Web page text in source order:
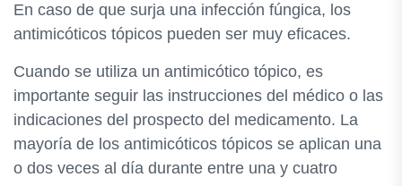
En caso de que surja una infección fúngica, los
antimicóticos tópicos pueden ser muy eficaces.
Cuando se utiliza un antimicótico tópico, es
importante seguir las instrucciones del médico o las
indicaciones del prospecto del medicamento. La
mayoría de los antimicóticos tópicos se aplican una
o dos veces al día durante entre una y cuatro